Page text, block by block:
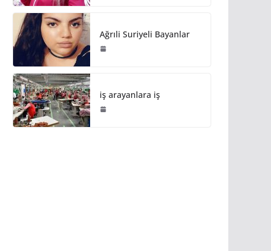
Ağrıli Suriyeli Bayanlar
iş arayanlara iş